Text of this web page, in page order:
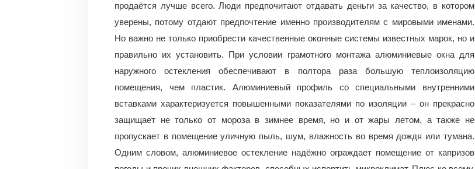
продаётся лучше всего. Люди предпочитают отдавать деньги за качество, в котором
уверены, потому отдают предпочтение именно производителям с мировыми именами.
Но важно не только приобрести качественные оконные системы известных марок, но и
правильно их установить. При условии грамотного монтажа алюминиевые окна для
наружного остекления обеспечивают в полтора раза большую теплоизоляцию
помещения, чем пластик. Алюминиевый профиль со специальными внутренними
вставками характеризуется повышенными показателями по изоляции – он прекрасно
защищает не только от мороза в зимнее время, но и от жары летом, а также не
пропускает в помещение уличную пыль, шум, влажность во время дождя или тумана.
Одним словом, алюминиевое остекление надёжно ограждает помещение от капризов